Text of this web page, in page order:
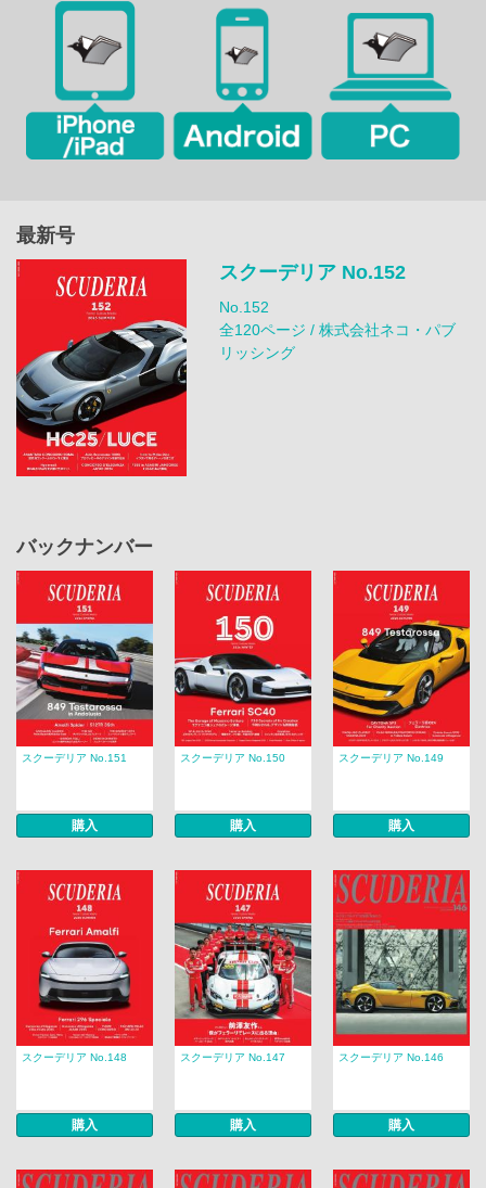
最新号
スクーデリア No.152
No.152
全120ページ / 株式会社ネコ・パブ
リッシング
バックナンバー
スクーデリア No.151
購入
スクーデリア No.150
購入
スクーデリア No.149
購入
スクーデリア No.148
購入
スクーデリア No.147
購入
スクーデリア No.146
購入